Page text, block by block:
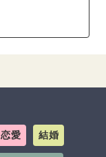
恋愛 結婚